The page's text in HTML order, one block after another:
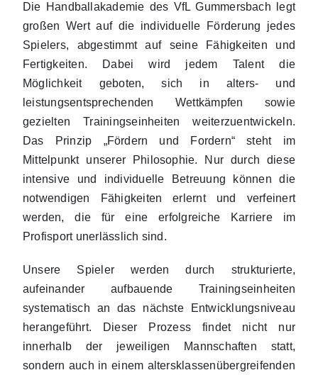
Die Handballakademie des VfL Gummersbach legt
großen Wert auf die individuelle Förderung jedes
Spielers, abgestimmt auf seine Fähigkeiten und
Fertigkeiten. Dabei wird jedem Talent die
Möglichkeit geboten, sich in alters- und
leistungsentsprechenden Wettkämpfen sowie
gezielten Trainingseinheiten weiterzuentwickeln.
Das Prinzip „Fördern und Fordern“ steht im
Mittelpunkt unserer Philosophie. Nur durch diese
intensive und individuelle Betreuung können die
notwendigen Fähigkeiten erlernt und verfeinert
werden, die für eine erfolgreiche Karriere im
Profisport unerlässlich sind.
Unsere Spieler werden durch strukturierte,
aufeinander aufbauende Trainingseinheiten
systematisch an das nächste Entwicklungsniveau
herangeführt. Dieser Prozess findet nicht nur
innerhalb der jeweiligen Mannschaften statt,
sondern auch in einem altersklassenübergreifenden